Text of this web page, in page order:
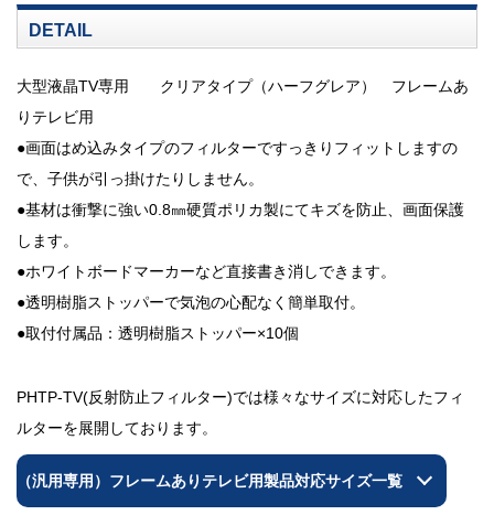
DETAIL
大型液晶TV専用 クリアタイプ（ハーフグレア） フレームあ
りテレビ用
●画面はめ込みタイプのフィルターですっきりフィットしますの
で、子供が引っ掛けたりしません。
●基材は衝撃に強い0.8㎜硬質ポリカ製にてキズを防止、画面保護
します。
●ホワイトボードマーカーなど直接書き消しできます。
●透明樹脂ストッパーで気泡の心配なく簡単取付。
●取付付属品：透明樹脂ストッパー×10個
PHTP-TV(反射防止フィルター)では様々なサイズに対応したフィ
ルターを展開しております。
（汎用専用）フレームありテレビ用製品対応サイズ一覧